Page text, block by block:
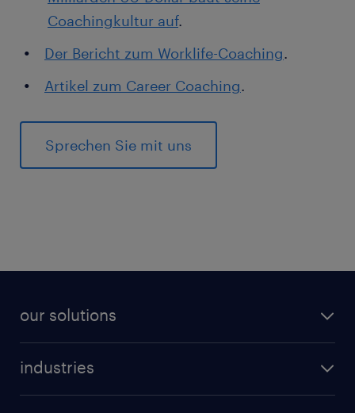
Coachingkultur auf.
Der Bericht zum Worklife-Coaching.
Artikel zum Career Coaching.
Sprechen Sie mit uns
our solutions
industries